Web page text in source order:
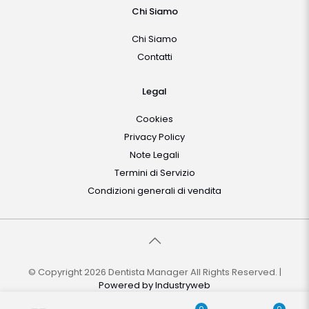
Chi Siamo
Chi Siamo
Contatti
Legal
Cookies
Privacy Policy
Note Legali
Termini di Servizio
Condizioni generali di vendita
© Copyright 2026 Dentista Manager All Rights Reserved. |
Powered byIndustryweb